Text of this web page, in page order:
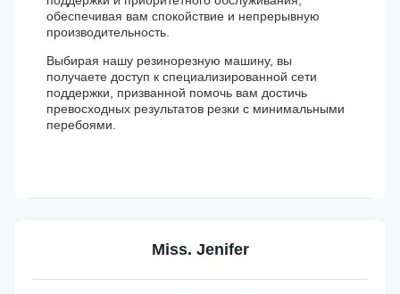
обеспечивая вам спокойствие и непрерывную
производительность.
Выбирая нашу резинорезную машину, вы
получаете доступ к специализированной сети
поддержки, призванной помочь вам достичь
превосходных результатов резки с минимальными
перебоями.
Miss. Jenifer